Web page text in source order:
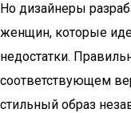
Но дизайнеры
женщин, которые
недостатки.
соответствующем
стильный образ